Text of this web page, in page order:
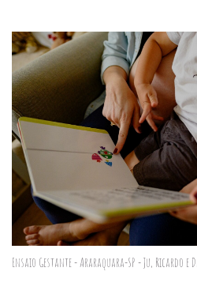
Ensaio Gestante - Araraquara-SP - Ju, Ricardo e